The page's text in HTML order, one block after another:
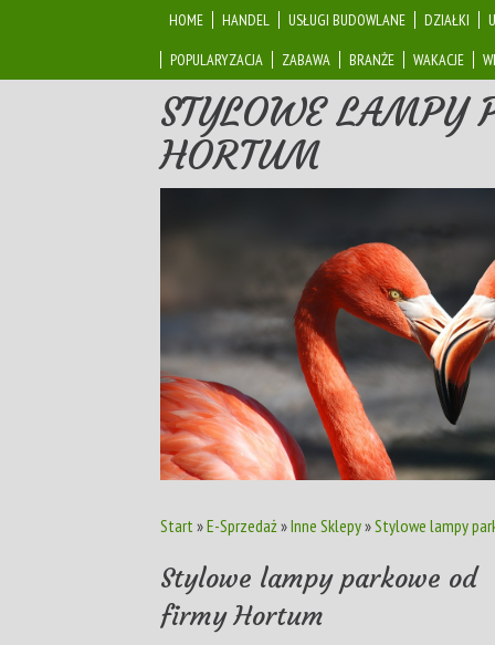
HOME HANDEL USŁUGI BUDOWLANE DZIAŁKI
POPULARYZACJA
ZABAWA BRANŻE WAKACJE
STYLOWE LAMPY
HORTUM
Start »E-Sprzedaż»Inne Sklepy»Stylowe lampy
Stylowe lampy parkowe od
firmy Hortum